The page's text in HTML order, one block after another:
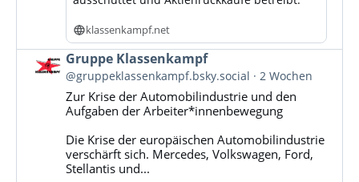
klassenkampf.net
Beitrag
von
Gruppe
Klassenkampf
Bluesky
ansehen
Gruppe Klassenkampf
@gruppeklassenkampf.bsky.social 2 Wochen
Zur Krise der Automobilindustrie und den
Aufgaben der Arbeiter*innenbewegung
Die Krise der europäischen Automobilindustrie
verschärft sich. Mercedes, Volkswagen, Ford,
Stellantis und...